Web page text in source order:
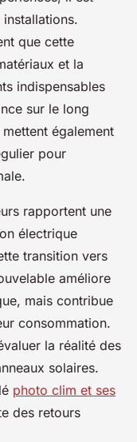
installations.
que cette
et la
indispensables
sur le long
également
pour
rapportent une
électrique
transition vers
améliore
mais contribue
consommation.
la réalité des
solaires.
photo clim et ses
des retours